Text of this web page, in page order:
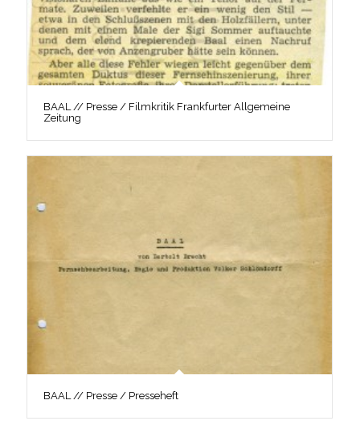
BAAL // Presse / Filmkritik Frankfurter Allgemeine
Zeitung
BAAL // Presse / Presseheft